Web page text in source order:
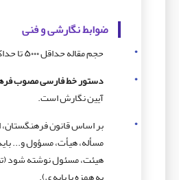
ضوابط نگارشی و فنی
حجم مقاله حداقل ۵۰۰۰ تا حداکثر ۸۰۰۰ واژه باشد.
دستور خط فارسی مصوب
آیین نگارش است.
بر اساس قانون فرهنگستان،
مسأله، هیأت، مسؤول و...
هیئت، مسئول نوشته شود